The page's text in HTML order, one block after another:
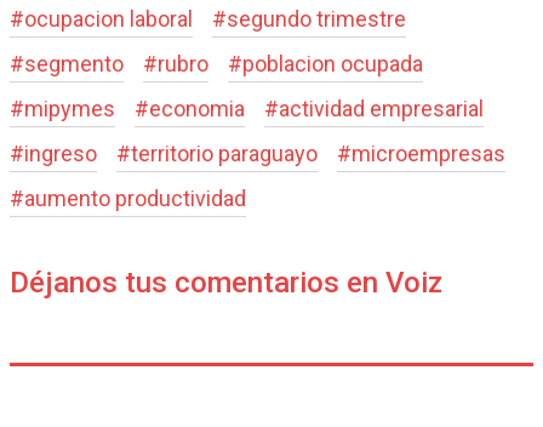
#ocupacion laboral #segundo trimestre
#segmento #rubro #poblacion ocupada
#mipymes #economia #actividad empresarial
#ingreso #territorio paraguayo #microempresas
#aumento productividad
Déjanos tus comentarios en Voiz